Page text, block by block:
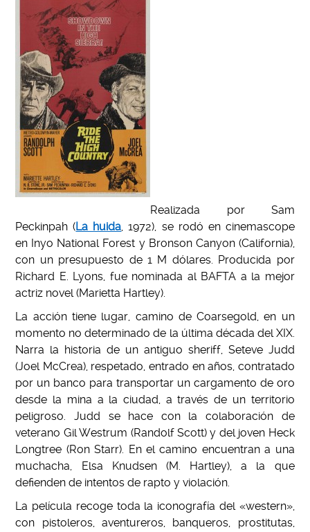
Realizada por Sam
Peckinpah (La huida, 1972), se rodó en cinemascope
en Inyo National Forest y Bronson Canyon (California),
con un presupuesto de 1 M dólares. Producida por
Richard E. Lyons, fue nominada al BAFTA a la mejor
actriz novel (Marietta Hartley).
La acción tiene lugar, camino de Coarsegold, en un
momento no determinado de la última década del XIX.
Narra la historia de un antiguo sheriff, Seteve Judd
(Joel McCrea), respetado, entrado en años, contratado
por un banco para transportar un cargamento de oro
desde la mina a la ciudad, a través de un territorio
peligroso. Judd se hace con la colaboración de
veterano Gil Westrum (Randolf Scott) y del joven Heck
Longtree (Ron Starr). En el camino encuentran a una
muchacha, Elsa Knudsen (M. Hartley), a la que
defienden de intentos de rapto y violación.
La película recoge toda la iconografía del «western»,
con pistoleros, aventureros, banqueros, prostitutas,